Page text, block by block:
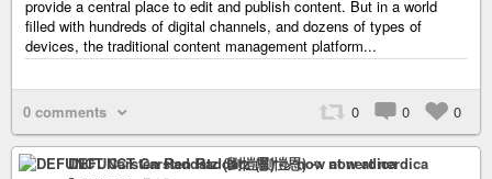
provide a central place to edit and publish content. But in a world
filled with hundreds of digital channels, and dozens of types of
devices, the traditional content management platform...
0 comments 0 0 0
DEFUNCT Carsten Raddatz (劉愷恩) -> now at nerdica